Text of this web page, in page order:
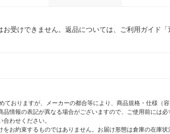
お受けできません。返品については、ご利用ガイド
おりますが、メーカーの都合等により、商品規格・仕様（
情報の表記が異なる場合がございますので、ご使用前には
わせください。
お約束するものではありません。お届け形態は倉庫の在庫